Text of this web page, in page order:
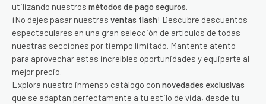
utilizando nuestros métodos de pago seguros.
¡No dejes pasar nuestras ventas flash! Descubre descuentos
espectaculares en una gran selección de artículos de todas
nuestras secciones por tiempo limitado. Mantente atento
para aprovechar estas increíbles oportunidades y equiparte al
mejor precio.
Explora nuestro inmenso catálogo con novedades exclusivas
que se adaptan perfectamente a tu estilo de vida, desde tu